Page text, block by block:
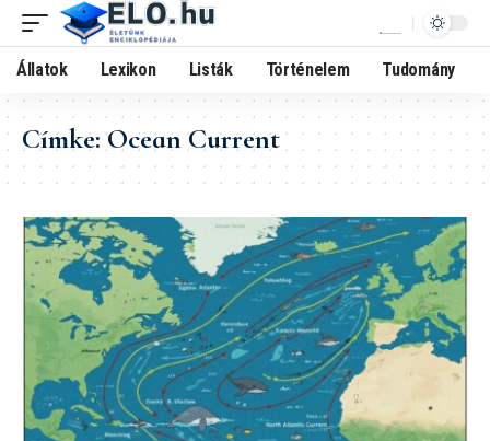
Állatok Lexikon Listák Történelem Tudomány
Címke:Ocean Current